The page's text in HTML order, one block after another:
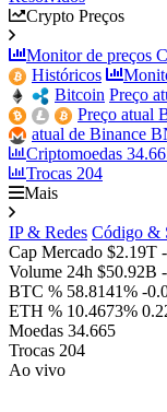
Crypto Preços
Monitor de preços
Históricos
Bitcoin Preço
Preço atual
atual de Binance
Criptomoedas
Trocas 204
Mais
IP & Redes Código &
Cap Mercado $2.19T
Volume 24h $50.92B
BTC % 58.8141% -
ETH % 10.4673%
Moedas 34.665
Trocas 204
Ao vivo